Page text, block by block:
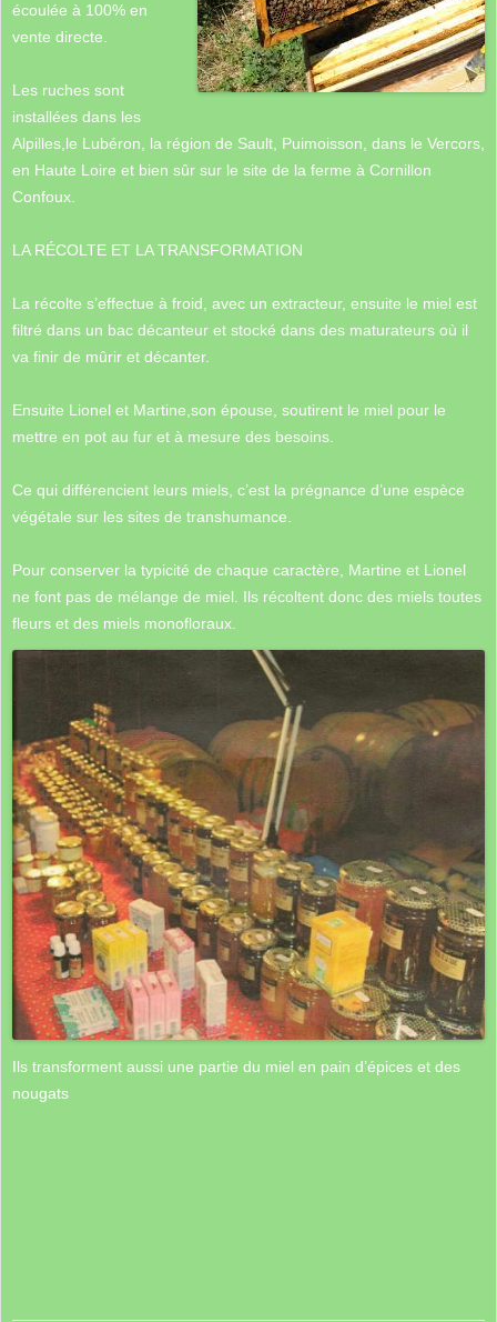
écoulée à 100% en
vente directe.
Les ruches sont
installées dans les
Alpilles,le Lubéron, la région de Sault, Puimoisson, dans le Vercors,
en Haute Loire et bien sûr sur le site de la ferme à Cornillon
Confoux.
LA RÉCOLTE ET LA TRANSFORMATION
La récolte s’effectue à froid, avec un extracteur, ensuite le miel est
filtré dans un bac décanteur et stocké dans des maturateurs où il
va finir de mûrir et décanter.
Ensuite Lionel et Martine,son épouse, soutirent le miel pour le
mettre en pot au fur et à mesure des besoins.
Ce qui différencient leurs miels, c’est la prégnance d’une espèce
végétale sur les sites de transhumance.
Pour conserver la typicité de chaque caractère, Martine et Lionel
ne font pas de mélange de miel. Ils récoltent donc des miels toutes
fleurs et des miels monofloraux.
Ils transforment aussi une partie du miel en pain d’épices et des
nougats